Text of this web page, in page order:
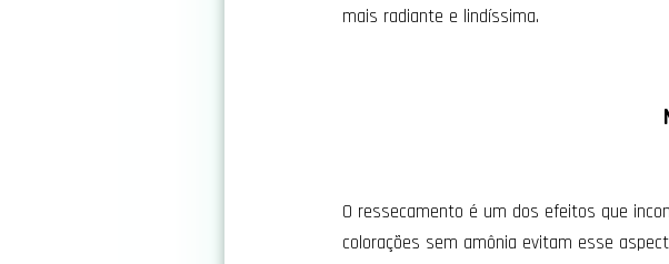
mais radiante e lindíssima.
O ressecamento é um dos efeitos que
colorações sem amônia evitam esse